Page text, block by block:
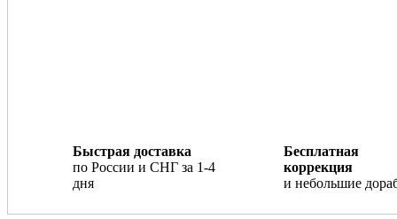
Быстрая доставка
по России и СНГ за 1-4
дня
Бесплатная
коррекция
и небольшие